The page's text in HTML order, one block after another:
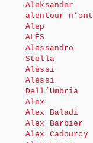
Aleksander
alentour n’ont
Alep
ALÈS
Alessandro
Stella
Alèssi
Alèssi
Dell’Umbria
Alex
Alex Baladi
Alex Barbier
Alex Cadourcy